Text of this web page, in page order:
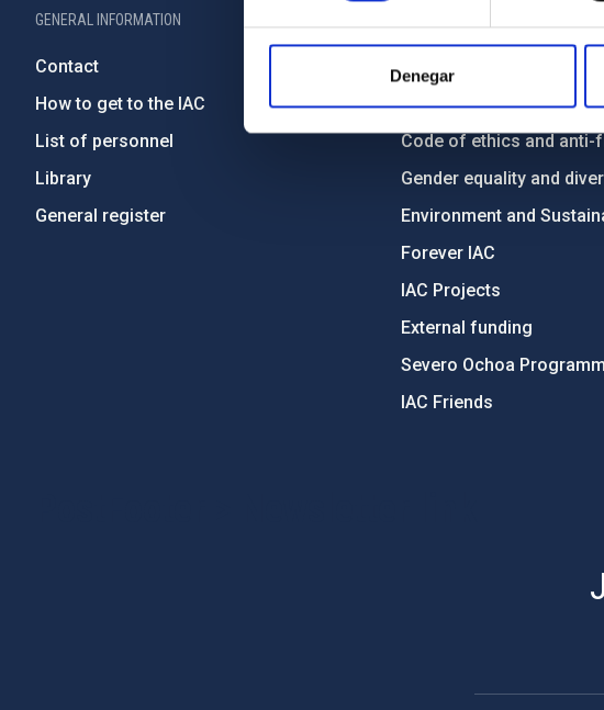
Denegar
GENERAL INFORMATION
Contact
How to get to the IAC
List of personnel
Library
General register
Legislation
Transparency
Code of ethics and anti-
Gender equality and
Environment and
Forever IAC
IAC Projects
External funding
Severo Ochoa
IAC Friends